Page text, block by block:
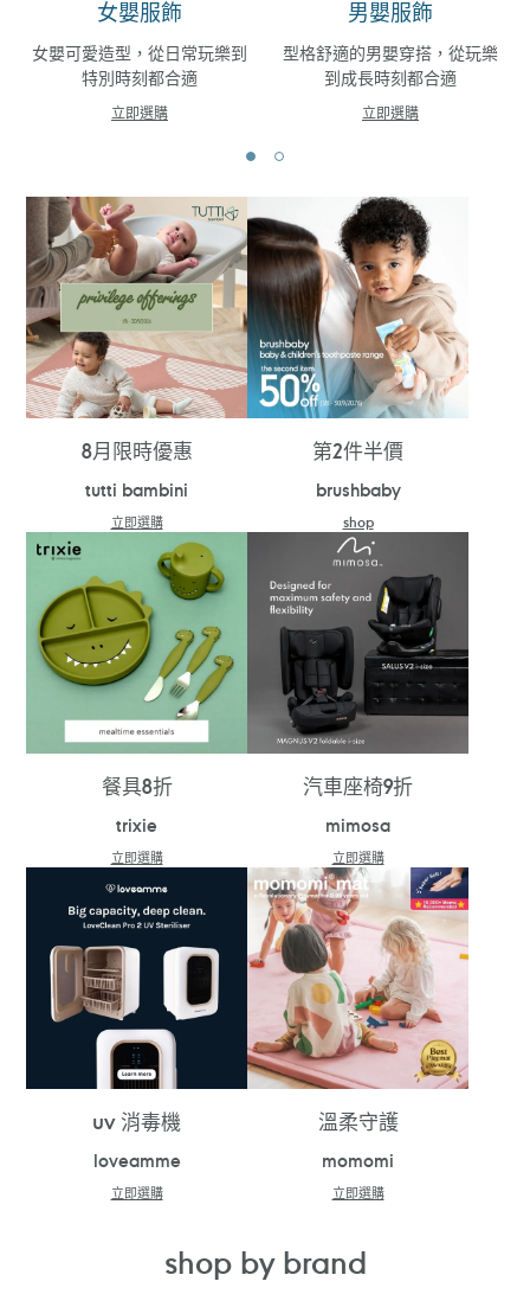
女嬰服飾
女嬰可愛造型，從日常玩樂到
特別時刻都合適
立即選購
男嬰服飾
型格舒適的男嬰穿搭，從玩樂
到成長時刻都合適
立即選購
8月限時優惠
tutti bambini
立即選購
第2件半價
brushbaby
shop
餐具8折
trixie
立即選購
汽車座椅9折
mimosa
立即選購
uv 消毒機
loveamme
立即選購
溫柔守護
momomi
立即選購
shop by brand